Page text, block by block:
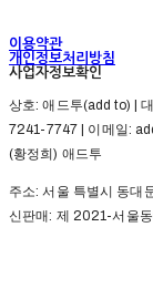
이용약관
개인정보처리방침
사업자정보확인
상호: 애드투(add to) |
7241-7747 | 이메일:
(황정희) 애드투
주소: 서울 특별시 동대
신판매: 제 2021-서울